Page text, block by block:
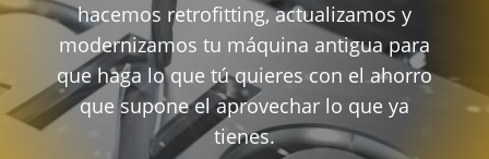
hacemos retrofitting, actualizamos y
modernizamos tu máquina antigua para
que haga lo que tú quieres con el ahorro
que supone el aprovechar lo que ya
tienes.